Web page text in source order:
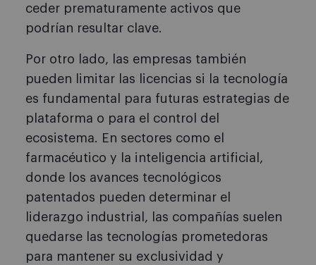
ceder prematuramente activos que
podrían resultar clave.
Por otro lado, las empresas también
pueden limitar las licencias si la tecnología
es fundamental para futuras estrategias de
plataforma o para el control del
ecosistema. En sectores como el
farmacéutico y la inteligencia artificial,
donde los avances tecnológicos
patentados pueden determinar el
liderazgo industrial, las compañías suelen
quedarse las tecnologías prometedoras
para mantener su exclusividad y